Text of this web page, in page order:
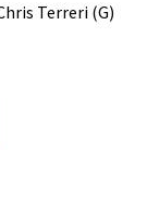
Terreri (G)